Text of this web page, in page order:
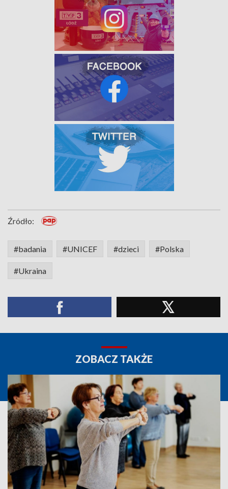
Źródło:
#badania #UNICEF #dzieci #Polska
#Ukraina
ZOBACZ TAKŻE